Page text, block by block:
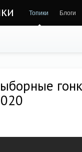
Топики Блоги